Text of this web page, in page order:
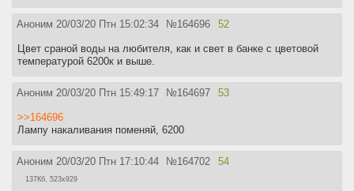
Аноним 20/03/20 Птн 15:02:34 №164696 52
Цвет сраной воды на любителя, как и свет в банке с цветовой
температурой 6200к и выше.
Аноним 20/03/20 Птн 15:49:17 №164697 53
>>164696
Лампу накаливания поменяй, 6200
Аноним 20/03/20 Птн 17:10:44 №164702 54
137Кб, 523x929